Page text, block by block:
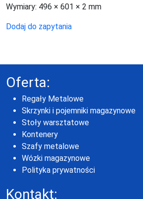
Wymiary: 496 × 601 × 2 mm
Dodaj do zapytania
Oferta:
Regały Metalowe
Skrzynki i pojemniki magazynowe
Stoły warsztatowe
Kontenery
Szafy metalowe
Wózki magazynowe
Polityka prywatności
Kontakt: